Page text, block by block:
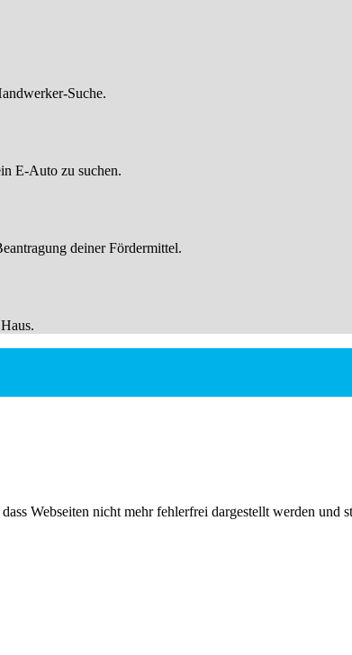
Suche.
E-Auto zu suchen.
deiner Fördermittel.
Webseiten nicht mehr fehlerfrei dargestellt werden und